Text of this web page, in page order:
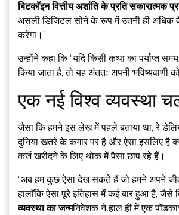
बिटकॉइन वित्तीय अशांति के प्रति सकारात्मक
असली डिजिटल सोने के रूप में उतनी ही अधिक
करेगा।”
उन्होंने कहा कि “यदि किसी कथा का पर्याप्त समय
किया जाता है, तो यह अंततः अपनी भविष्यवाणी
एक नई विश्व व्यवस्था
जैसा कि हमने इस लेख में पहले बताया था, रे
दुनिया खतरे के कगार पर है और ऐसा इसलिए है
कर्ज खरीदने के लिए थोक में पैसा छाप रहे हैं।
“अब हम कुछ ऐसा देख सकते हैं जो हमने अपने
हालाँकि ऐसा पूरे इतिहास में कई बार हुआ है, जैसे
व्यवस्था का जन्मनिवेशक ने हाल ही में एक